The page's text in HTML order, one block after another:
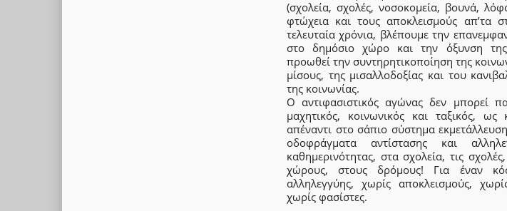
(σχολεία, σχολές, νοσοκομεία, βουνά,
φτώχεια και τους αποκλεισμούς απ’τα
τελευταία χρόνια, βλέπουμε την
στο δημόσιο χώρο και την όξυνση
προωθεί την συντηρητικοποίηση της
μίσους, της μισαλλοδοξίας και του
της κοινωνίας.
Ο αντιφασιστικός αγώνας δεν μπορεί
μαχητικός, κοινωνικός και ταξικός,
απέναντι στο σάπιο σύστημα
οδοφράγματα αντίστασης και
καθημερινότητας, στα σχολεία, τις
χώρους, στους δρόμους! Για έναν
αλληλεγγύης, χωρίς αποκλεισμούς,
χωρίς φασίστες.